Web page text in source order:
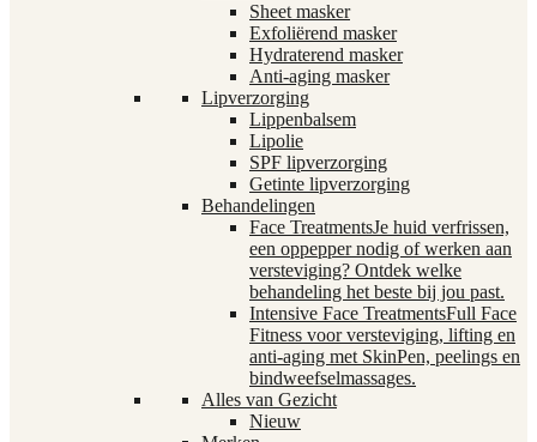
Sheet masker
Exfoliërend masker
Hydraterend masker
Anti-aging masker
Lipverzorging
Lippenbalsem
Lipolie
SPF lipverzorging
Getinte lipverzorging
Behandelingen
Face TreatmentsJe huid verfrissen,
een oppepper nodig of werken aan
versteviging? Ontdek welke
behandeling het beste bij jou past.
Intensive Face TreatmentsFull Face
Fitness voor versteviging, lifting en
anti-aging met SkinPen, peelings en
bindweefselmassages.
Alles van Gezicht
Nieuw